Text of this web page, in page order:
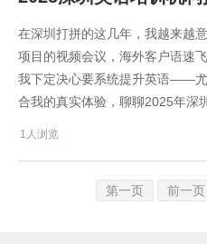
在深圳打拼的这几年，我越来越
项目的视频会议，海外客户语速
我下定决心要系统提升英语——尤
合我的真实体验，聊聊2025年深
1人浏览
第一页 前一页